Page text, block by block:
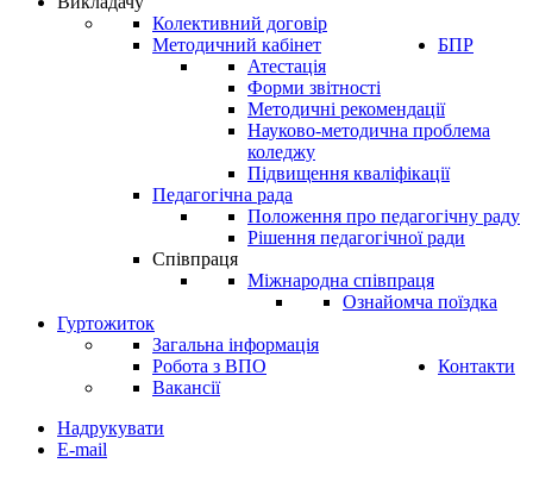
Колективний договір
Методичний кабінет
Атестація
Форми звітності
Методичні рекомендації
Науково-методична проблема
коледжу
Підвищення кваліфікації
Педагогічна рада
Положення про педагогічну раду
Рішення педагогічної ради
Співпраця
Міжнародна співпраця
Ознайомча поїздка
БПР
Гуртожиток
Загальна інформація
Робота з ВПО
Контакти
Вакансії
Надрукувати
E-mail